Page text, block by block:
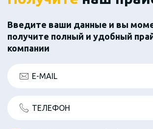
Введите ваши данные и вы
получите полный и удобный
компании
E-MAIL
ТЕЛЕФОН